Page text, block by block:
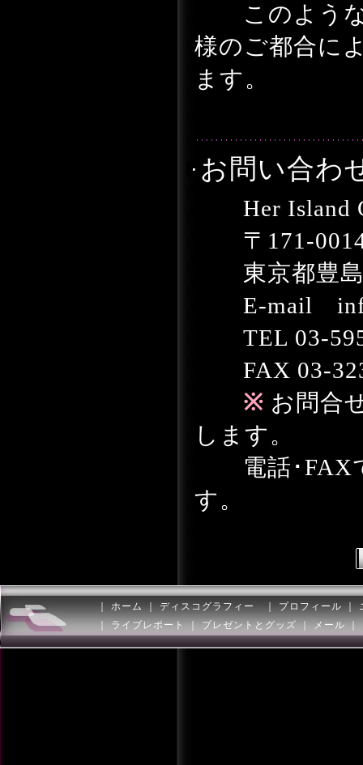
このような
様のご都合に
ます。
お問い合わ
Her Island
〒171-
東京都豊島
E-mail
TEL 03-
FAX 03-
※ お問合
します。
電話･FAX
す。
ホーム ディスコグラフィー プロフィール
ライブレポート プレゼントとグッズ メール